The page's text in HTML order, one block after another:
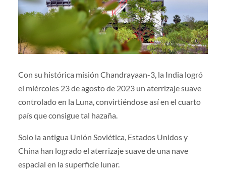
Con su histórica misión Chandrayaan-3, la India logró
el miércoles 23 de agosto de 2023 un aterrizaje suave
controlado en la Luna, convirtiéndose así en el cuarto
país que consigue tal hazaña.
Solo la antigua Unión Soviética, Estados Unidos y
China han logrado el aterrizaje suave de una nave
espacial en la superficie lunar.